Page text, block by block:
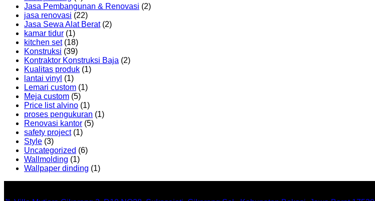
Jasa Pembangunan & Renovasi (2)
jasa renovasi (22)
Jasa Sewa Alat Berat(2)
kamar tidur (1)
kitchen set(18)
Konstruksi (39)
Kontraktor Konstruksi Baja (2)
Kualitas produk (1)
lantai vinyl (1)
Lemari custom (1)
Meja custom (5)
Price list alvino (1)
proses pengukuran (1)
Renovasi kantor (5)
safety project(1)
Style (3)
Uncategorized (6)
Wallmolding (1)
Wallpaper dinding (1)